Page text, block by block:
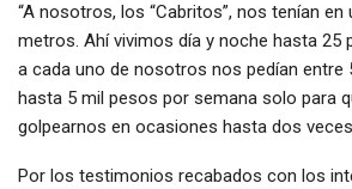
“A nosotros, los “Cabritos”, nos tenían en
metros. Ahí vivimos día y noche hasta 25
a cada uno de nosotros nos pedían entre
hasta 5 mil pesos por semana solo para
golpearnos en ocasiones hasta dos
Por los testimonios recabados con los